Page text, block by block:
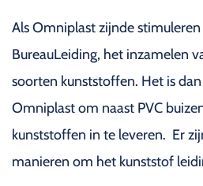
Als Omniplast zijnde
BureauLeiding, het inzamelen
soorten kunststoffen. Het is
Omniplast om naast PVC
kunststoffen in te leveren. Er
manieren om het kunststof